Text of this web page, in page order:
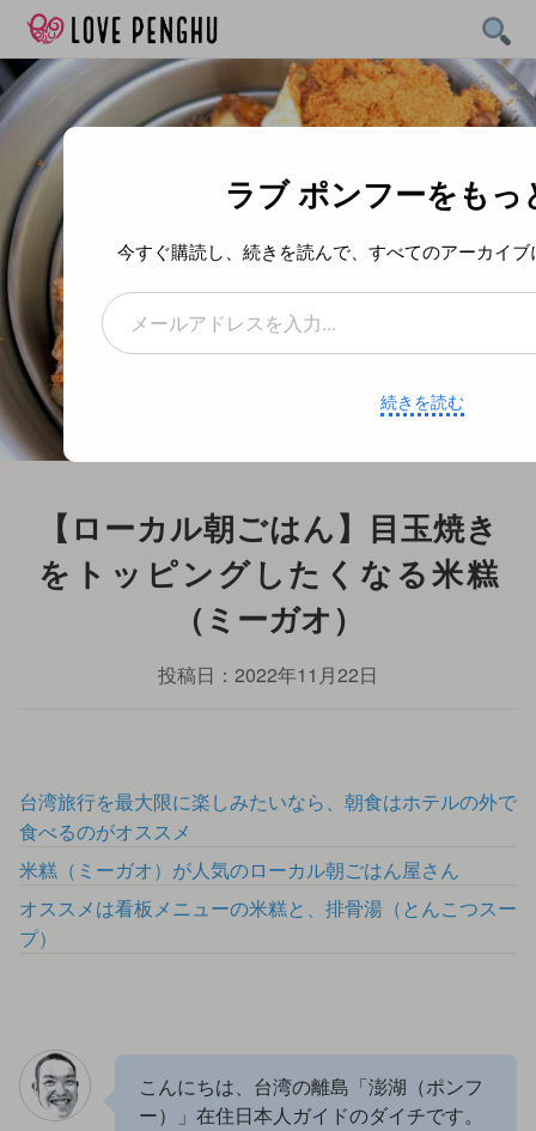
Skip
content
【ローカル朝ごはん】目玉焼き
をトッピングしたくなる米糕
（ミーガオ）
投稿日： 2022年11月22日
台湾旅行を最大限に楽しみたいなら、朝食はホテルの外で
食べるのがオススメ
米糕（ミーガオ）が人気のローカル朝ごはん屋さん
オススメは看板メニューの米糕と、排骨湯（とんこつスー
プ）
こんにちは、台湾の離島「澎湖（ポンフ
ー）」在住日本人ガイドのダイチです。
ラブ ポンフーをもっ
今すぐ購読し、続きを読んで、すべてのアーカイ
メールアドレスを入力...
続きを読む